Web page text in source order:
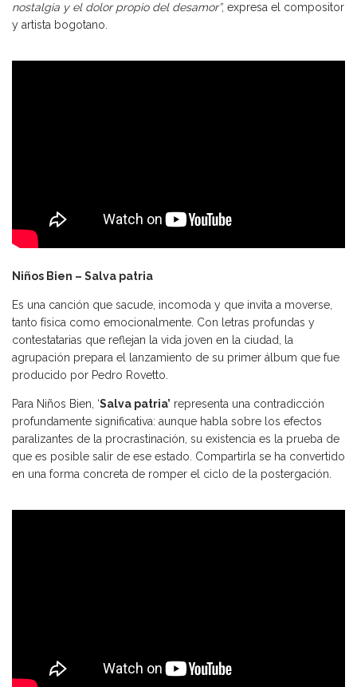
nostalgia y el dolor propio del desamor”, expresa el compositor
y artista bogotano.
Niños Bien – Salva patria
Es una canción que sacude, incomoda y que invita a moverse,
tanto física como emocionalmente. Con letras profundas y
contestatarias que reflejan la vida joven en la ciudad, la
agrupación prepara el lanzamiento de su primer álbum que fue
producido por Pedro Rovetto.
Para Niños Bien, ‘Salva patria’ representa una contradicción
profundamente significativa: aunque habla sobre los efectos
paralizantes de la procrastinación, su existencia es la prueba de
que es posible salir de ese estado. Compartirla se ha convertido
en una forma concreta de romper el ciclo de la postergación.